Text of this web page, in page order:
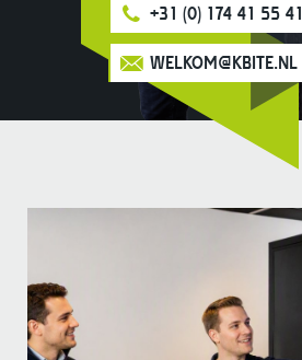
+31 (0) 174 41 55 41
WELKOM@KBITE.NL